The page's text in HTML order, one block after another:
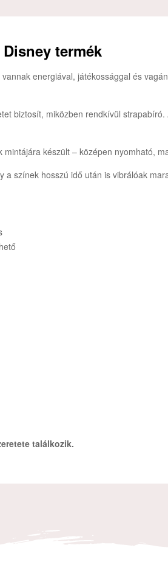
termék
energiával, játékossággal és
biztosít, miközben rendkívül
készült – középen nyomható,
a színek hosszú idő után is vibrálóak
találkozik.